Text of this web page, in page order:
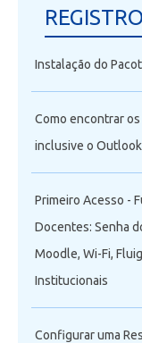
Instalação do
Como encontrar
inclusive o Outlook
Primeiro Acesso -
Docentes: Senha
Moodle, Wi-Fi,
Institucionais
Configurar uma